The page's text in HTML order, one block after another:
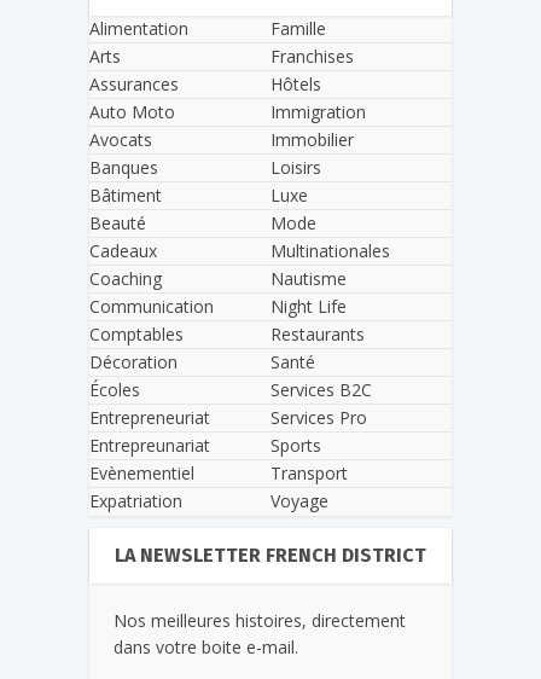
Alimentation
Arts
Assurances
Auto Moto
Avocats
Banques
Bâtiment
Beauté
Cadeaux
Coaching
Communication
Comptables
Décoration
Écoles
Entrepreneuriat
Entrepreunariat
Evènementiel
Expatriation
Famille
Franchises
Hôtels
Immigration
Immobilier
Loisirs
Luxe
Mode
Multinationales
Nautisme
Night Life
Restaurants
Santé
Services B2C
Services Pro
Sports
Transport
Voyage
LA NEWSLETTER FRENCH DISTRICT
Nos meilleures histoires, directement
dans votre boite e-mail.